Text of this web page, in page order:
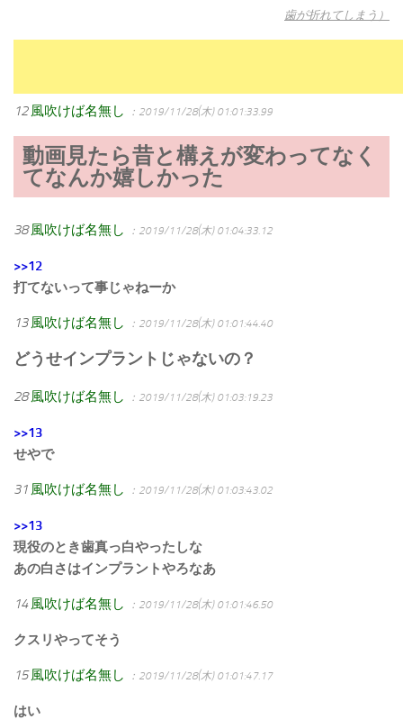
歯が折れてしまう）
12 風吹けば名無し ：2019/11/28(木) 01:01:33.99
動画見たら昔と構えが変わってなく
てなんか嬉しかった
38 風吹けば名無し ：2019/11/28(木) 01:04:33.12
>>12
打てないって事じゃねーか
13 風吹けば名無し ：2019/11/28(木) 01:01:44.40
どうせインプラントじゃないの？
28 風吹けば名無し ：2019/11/28(木) 01:03:19.23
>>13
せやで
31 風吹けば名無し ：2019/11/28(木) 01:03:43.02
>>13
現役のとき歯真っ白やったしな
あの白さはインプラントやろなあ
14 風吹けば名無し ：2019/11/28(木) 01:01:46.50
クスリやってそう
15 風吹けば名無し ：2019/11/28(木) 01:01:47.17
はい